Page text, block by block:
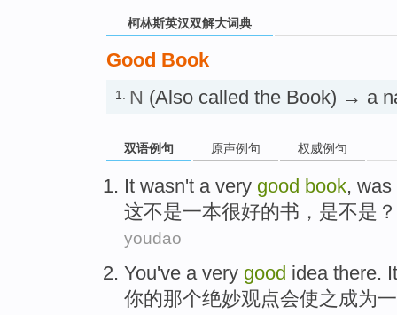
柯林斯英汉双解大词典
Good Book
1. N (Also called the Book) → a
双语例句 原声例句 权威例句
It wasn't a very good book, was
这不是一本很好的书 ，是不是？
youdao
You've a very good idea there.
你的那个绝妙观点会使之 成为一